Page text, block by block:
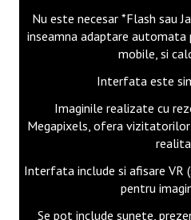
Meniu 2
Meniu restaurant
Nikon L27
Incarcator
CONTACT
Nu este necesar *Flash sau
inseamna adaptare
mobile, si
Interfata este
Imaginile realizate cu
Megapixels, ofera
Interfata include si afisare VR
pentru
Se pot include sunete,